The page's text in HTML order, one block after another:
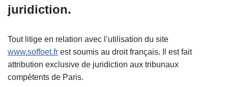
juridiction.
Tout litige en relation avec l’utilisation du site
www.soffoet.fr est soumis au droit français. Il est fait
attribution exclusive de juridiction aux tribunaux
compétents de Paris.